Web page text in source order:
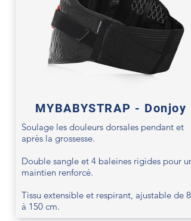
MYBABYSTRAP - Donjoy
Soulage les douleurs dorsales pendant et
après la grossesse.
Double sangle et 4 baleines rigides pour un
maintien renforcé.
Tissu extensible et respirant, ajustable de 80
à 150 cm.